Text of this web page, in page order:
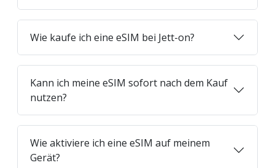
Wie kaufe ich eine eSIM bei Jett-on?
Kann ich meine eSIM sofort nach dem Kauf
nutzen?
Wie aktiviere ich eine eSIM auf meinem
Gerät?